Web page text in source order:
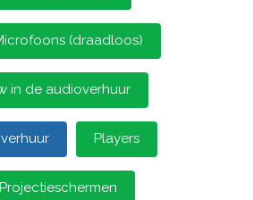
(draadloos)
in de audioverhuur
Players
Projectieschermen